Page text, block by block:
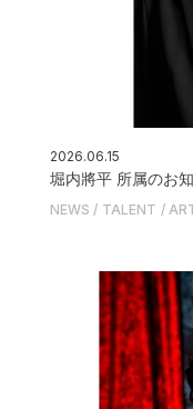
2026.06.15
堀内將平 所属のお
NEWS TALENT